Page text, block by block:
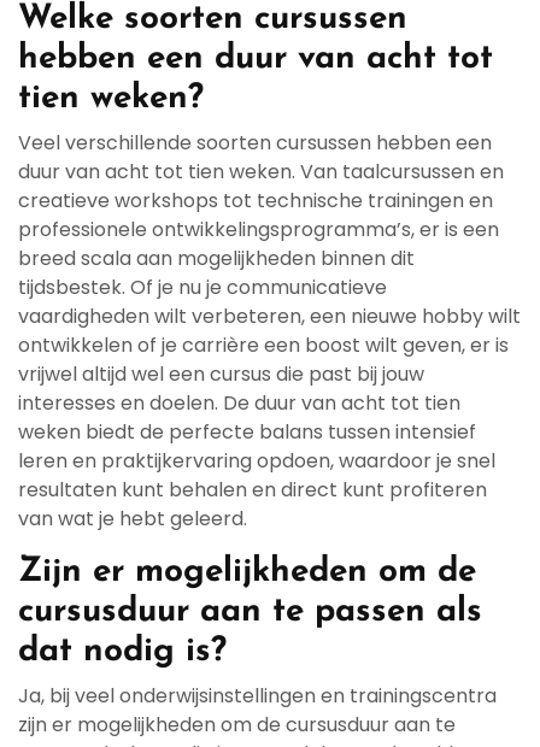
Welke soorten cursussen
hebben een duur van acht tot
tien weken?
Veel verschillende soorten cursussen hebben een
duur van acht tot tien weken. Van taalcursussen en
creatieve workshops tot technische trainingen en
professionele ontwikkelingsprogramma’s, er is een
breed scala aan mogelijkheden binnen dit
tijdsbestek. Of je nu je communicatieve
vaardigheden wilt verbeteren, een nieuwe hobby wilt
ontwikkelen of je carrière een boost wilt geven, er is
vrijwel altijd wel een cursus die past bij jouw
interesses en doelen. De duur van acht tot tien
weken biedt de perfecte balans tussen intensief
leren en praktijkervaring opdoen, waardoor je snel
resultaten kunt behalen en direct kunt profiteren
van wat je hebt geleerd.
Zijn er mogelijkheden om de
cursusduur aan te passen als
dat nodig is?
Ja, bij veel onderwijsinstellingen en trainingscentra
zijn er mogelijkheden om de cursusduur aan te